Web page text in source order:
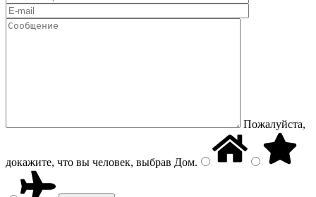
Пожалуйста,
докажите, что вы человек, выбрав Дом.